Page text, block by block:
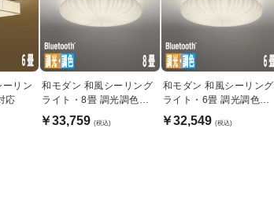
リン
応
和モダン 和風シーリング
ライト・8畳 調光調色機
能 | Bluetooth
￥33,759 (税込)
和モダン 和風シーリング
ライト・6畳 調光調色機
能｜Bluetooth
￥32,549 (税込)